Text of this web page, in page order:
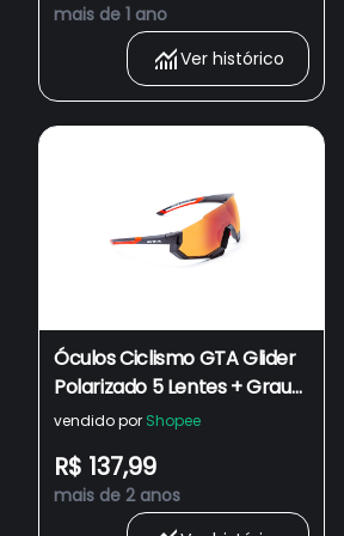
mais de 1 ano
Ver histórico
Óculos Ciclismo GTA Glider
Polarizado 5 Lentes + Grau
Proteção 400uv Bike
vendido por Shopee
R$ 137,99
mais de 2 anos